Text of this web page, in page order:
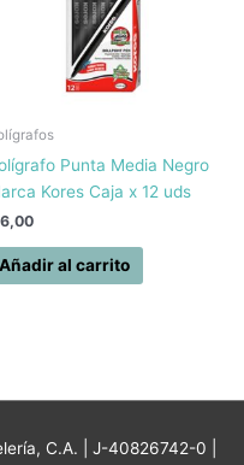
Punta Media Negro
Kores Caja x 12 uds
6,00
Añadir al carrito
C.A. | J-40826742-0 |